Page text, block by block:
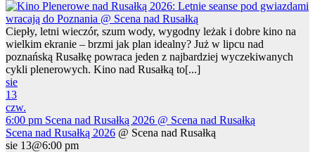
Ciepły, letni wieczór, szum wody, wygodny leżak i dobre kino na
wielkim ekranie – brzmi jak plan idealny? Już w lipcu nad
poznańską Rusałkę powraca jeden z najbardziej wyczekiwanych
cykli plenerowych. Kino nad Rusałką to[...]
sie
13
czw.
6:00 pm Scena nad Rusałką 2026 @ Scena nad Rusałką
Scena nad Rusałką 2026 @ Scena nad Rusałką
sie 13@6:00 pm